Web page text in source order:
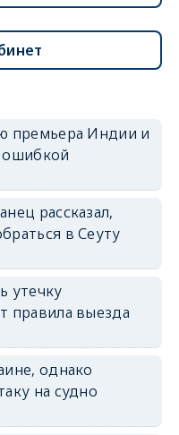
премьера Индии и
ошибкой
рассказал,
в Сеуту
утечку
правила выезда
однако
на судно